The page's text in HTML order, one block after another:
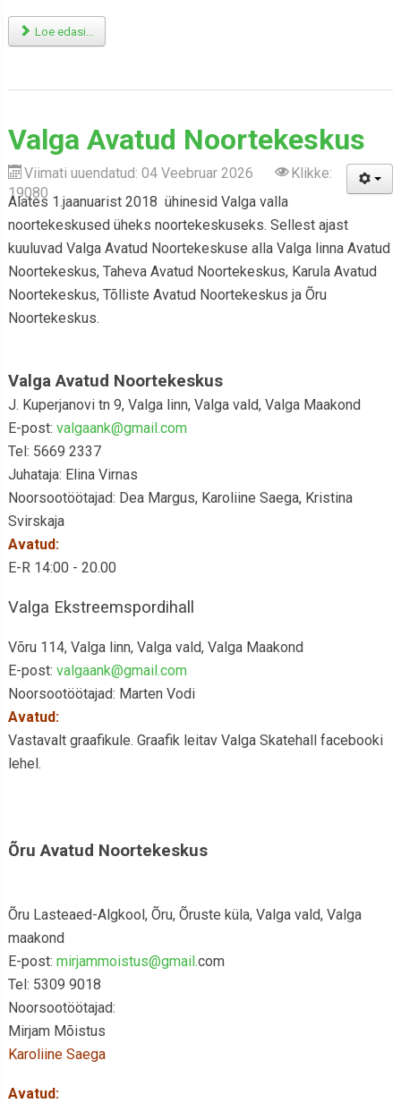
Loe edasi...
Valga Avatud Noortekeskus
Viimati uuendatud: 04 Veebruar 2026
Klikke:
19080
Alates 1.jaanuarist 2018 ühinesid Valga valla
noortekeskused üheks noortekeskuseks. Sellest ajast
kuuluvad Valga Avatud Noortekeskuse alla Valga linna Avatud
Noortekeskus, Taheva Avatud Noortekeskus, Karula Avatud
Noortekeskus, Tõlliste Avatud Noortekeskus ja Õru
Noortekeskus.
Valga Avatud Noortekeskus
J. Kuperjanovi tn 9, Valga linn, Valga vald, Valga Maakond
E-post: valgaank@gmail.com
Tel: 5669 2337
Juhataja: Elina Virnas
Noorsootöötajad: Dea Margus, Karoliine Saega, Kristina
Svirskaja
Avatud:
E-R 14:00 - 20.00
Valga Ekstreemspordihall
Võru 114, Valga linn, Valga vald, Valga Maakond
E-post: valgaank@gmail.com
Noorsootöötajad: Marten Vodi
Avatud:
Vastavalt graafikule. Graafik leitav Valga Skatehall facebooki
lehel.
Õru Avatud Noortekeskus
Õru Lasteaed-Algkool, Õru, Õruste küla, Valga vald, Valga
maakond
E-post: mirjammoistus@gmail.com
Tel: 5309 9018
Noorsootöötajad:
Mirjam Mõistus
Karoliine Saega
Avatud: